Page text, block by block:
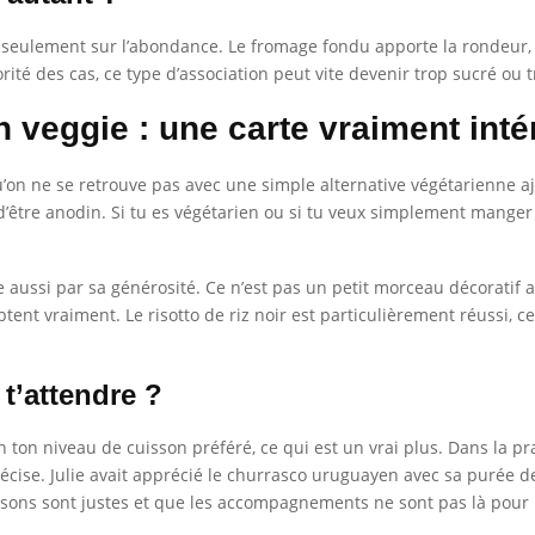
sur l’abondance. Le fromage fondu apporte la
des cas, ce type d’association peut vite devenir trop sucré ou
veggie : une carte vraiment
ne se retrouve pas avec une simple alternative végétarienne
anodin. Si tu es végétarien ou si tu veux simplement
par sa générosité. Ce n’est pas un petit morceau décoratif
vraiment. Le risotto de riz noir est particulièrement réussi,
?
niveau de cuisson préféré, ce qui est un vrai plus. Dans la
Julie avait apprécié le churrasco uruguayen avec sa purée
sont justes et que les accompagnements ne sont pas là